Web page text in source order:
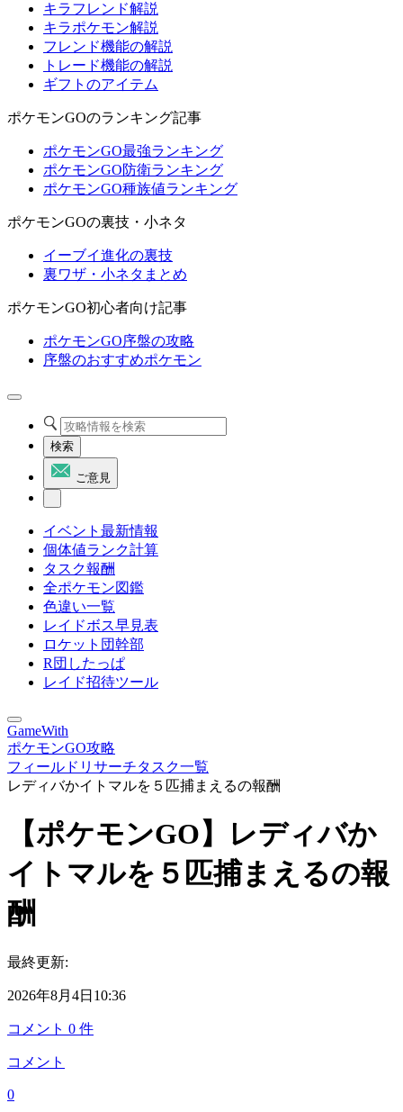
キラフレンド解説
キラポケモン解説
フレンド機能の解説
トレード機能の解説
ギフトのアイテム
ポケモンGOのランキング記事
ポケモンGO最強ランキング
ポケモンGO防衛ランキング
ポケモンGO種族値ランキング
ポケモンGOの裏技・小ネタ
イーブイ進化の裏技
裏ワザ・小ネタまとめ
ポケモンGO初心者向け記事
ポケモンGO序盤の攻略
序盤のおすすめポケモン
検索
ご意見
イベント最新情報
個体値ランク計算
タスク報酬
全ポケモン図鑑
色違い一覧
レイドボス早見表
ロケット団幹部
R団したっぱ
レイド招待ツール
GameWith
ポケモンGO攻略
フィールドリサーチタスク一覧
レディバかイトマルを５匹捕まえるの報酬
【ポケモンGO】レディバか
イトマルを５匹捕まえるの報
酬
最終更新:
2026年8月4日10:36
コメント 0 件
コメント
0